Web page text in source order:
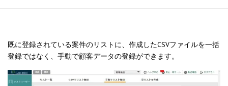
既に登録されている案件のリストに、作成したCSVファイルを一括
登録ではなく、手動で顧客データの登録ができます。